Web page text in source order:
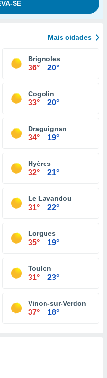
Mais cidades
Brignoles
36° 20°
Cogolin
33° 20°
Draguignan
34° 19°
Hyères
32° 21°
Le Lavandou
31° 22°
Lorgues
35° 19°
Toulon
31° 23°
Vinon-sur-Verdon
37° 18°